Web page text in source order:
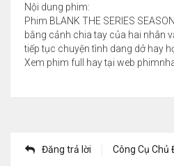
Nội dung phim:
Phim BLANK THE SERIES
bằng cảnh chia tay của hai nhân
tiếp tục chuyện tình dang dở hay
Xem phim full hay tại web
Đăng trả lời Công Cụ Chủ